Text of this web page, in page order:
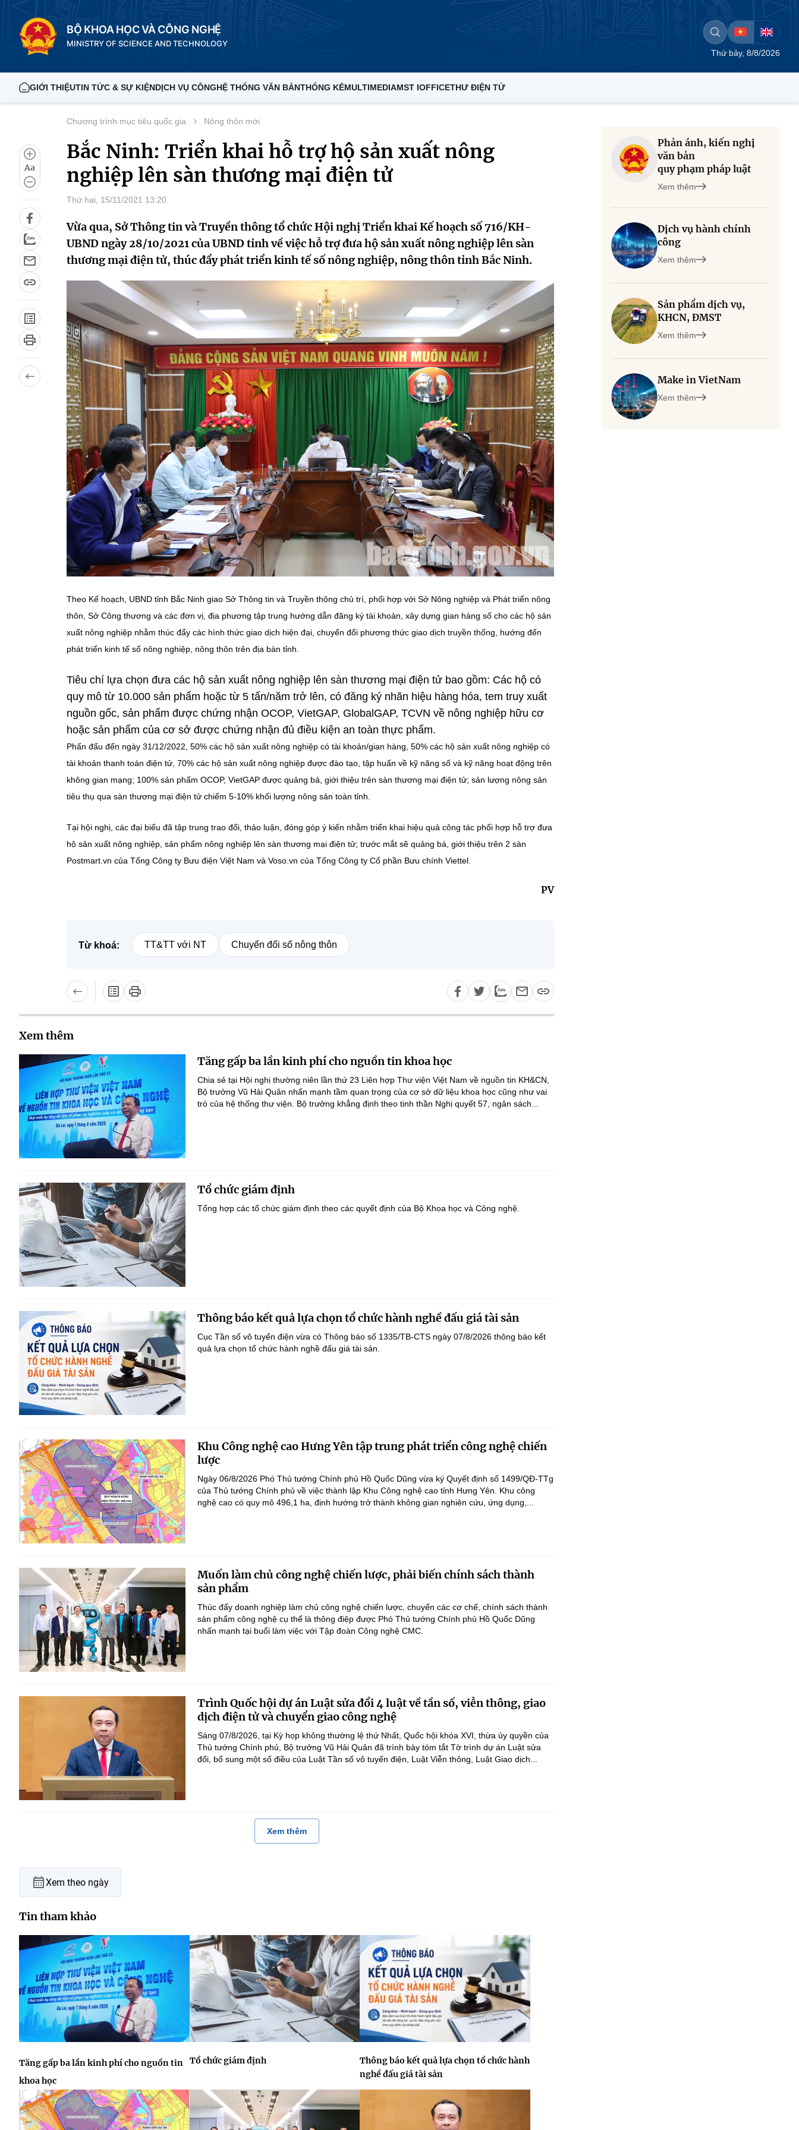
BỘ KHOA HỌC VÀ CÔNG NGHỆ
MINISTRY OF SCIENCE AND TECHNOLOGY
Thứ bảy, 8/8/2026
GIỚI THIỆUTIN TỨC & SỰ KIỆNDỊCH VỤ CÔNGHỆ THỐNG VĂN BẢNTHỐNG KÊMULTIMEDIAMST IOFFICETHƯ ĐIỆN TỬ
Aa
Chương trình mục tiêu quốc gia Nông thôn mới
Bắc Ninh: Triển khai hỗ trợ hộ sản xuất nông
nghiệp lên sàn thương mại điện tử
Thứ hai, 15/11/2021 13:20
Vừa qua, Sở Thông tin và Truyền thông tổ chức Hội nghị Triển khai Kế hoạch số 716/KH-
UBND ngày 28/10/2021 của UBND tỉnh về việc hỗ trợ đưa hộ sản xuất nông nghiệp lên sàn
thương mại điện tử, thúc đẩy phát triển kinh tế số nông nghiệp, nông thôn tỉnh Bắc Ninh.
Theo Kế hoạch, UBND tỉnh Bắc Ninh giao Sở Thông tin và Truyền thông chủ trì, phối hợp với Sở Nông nghiệp và Phát triển nông
thôn, Sở Công thương và các đơn vị, địa phương tập trung hướng dẫn đăng ký tài khoản, xây dựng gian hàng số cho các hộ sản
xuất nông nghiệp nhằm thúc đẩy các hình thức giao dịch hiện đại, chuyển đổi phương thức giao dịch truyền thống, hướng đến
phát triển kinh tế số nông nghiệp, nông thôn trên địa bàn tỉnh.
Tiêu chí lựa chọn đưa các hộ sản xuất nông nghiệp lên sàn thương mại điện tử bao gồm: Các hộ có
quy mô từ 10.000 sản phẩm hoặc từ 5 tấn/năm trở lên, có đăng ký nhãn hiệu hàng hóa, tem truy xuất
nguồn gốc, sản phẩm được chứng nhận OCOP, VietGAP, GlobalGAP, TCVN về nông nghiệp hữu cơ
hoặc sản phẩm của cơ sở được chứng nhận đủ điều kiện an toàn thực phẩm.
Phấn đấu đến ngày 31/12/2022, 50% các hộ sản xuất nông nghiệp có tài khoản/gian hàng, 50% các hộ sản xuất nông nghiệp có
tài khoản thanh toán điện tử, 70% các hộ sản xuất nông nghiệp được đào tạo, tập huấn về kỹ năng số và kỹ năng hoạt động trên
không gian mạng; 100% sản phẩm OCOP, VietGAP được quảng bá, giới thiệu trên sàn thương mại điện tử; sản lượng nông sản
tiêu thụ qua sàn thương mại điện tử chiếm 5-10% khối lượng nông sản toàn tỉnh.
Tại hội nghị, các đại biểu đã tập trung trao đổi, thảo luận, đóng góp ý kiến nhằm triển khai hiệu quả công tác phối hợp hỗ trợ đưa
hộ sản xuất nông nghiệp, sản phẩm nông nghiệp lên sàn thương mại điện tử; trước mắt sẽ quảng bá, giới thiệu trên 2 sàn
Postmart.vn của Tổng Công ty Bưu điện Việt Nam và Voso.vn của Tổng Công ty Cổ phần Bưu chính Viettel.
PV
Từ khoá: TT&TT với NT Chuyển đổi số nông thôn
Xem thêm
Tăng gấp ba lần kinh phí cho nguồn tin khoa học
Chia sẻ tại Hội nghị thường niên lần thứ 23 Liên hợp Thư viện Việt Nam về nguồn tin KH&CN,
Bộ trưởng Vũ Hải Quân nhấn mạnh tầm quan trọng của cơ sở dữ liệu khoa học cũng như vai
trò của hệ thống thư viện. Bộ trưởng khẳng định theo tinh thần Nghị quyết 57, ngân sách...
Tổ chức giám định
Tổng hợp các tổ chức giám định theo các quyết định của Bộ Khoa học và Công nghệ.
Thông báo kết quả lựa chọn tổ chức hành nghề đấu giá tài sản
Cục Tần số vô tuyến điện vừa có Thông báo số 1335/TB-CTS ngày 07/8/2026 thông báo kết
quả lựa chọn tổ chức hành nghề đấu giá tài sản.
Khu Công nghệ cao Hưng Yên tập trung phát triển công nghệ chiến
lược
Ngày 06/8/2026 Phó Thủ tướng Chính phủ Hồ Quốc Dũng vừa ký Quyết định số 1499/QĐ-TTg
của Thủ tướng Chính phủ về việc thành lập Khu Công nghệ cao tỉnh Hưng Yên. Khu công
nghệ cao có quy mô 496,1 ha, định hướng trở thành không gian nghiên cứu, ứng dụng,...
Muốn làm chủ công nghệ chiến lược, phải biến chính sách thành
sản phẩm
Thúc đẩy doanh nghiệp làm chủ công nghệ chiến lược, chuyển các cơ chế, chính sách thành
sản phẩm công nghệ cụ thể là thông điệp được Phó Thủ tướng Chính phủ Hồ Quốc Dũng
nhấn mạnh tại buổi làm việc với Tập đoàn Công nghệ CMC.
Trình Quốc hội dự án Luật sửa đổi 4 luật về tần số, viễn thông, giao
dịch điện tử và chuyển giao công nghệ
Sáng 07/8/2026, tại Kỳ họp không thường lệ thứ Nhất, Quốc hội khóa XVI, thừa ủy quyền của
Thủ tướng Chính phủ, Bộ trưởng Vũ Hải Quân đã trình bày tóm tắt Tờ trình dự án Luật sửa
đổi, bổ sung một số điều của Luật Tần số vô tuyến điện, Luật Viễn thông, Luật Giao dịch...
Xem thêm
Xem theo ngày
Tin tham khảo
Tăng gấp ba lần kinh phí cho nguồn tin
khoa học
Tổ chức giám định
Thông báo kết quả lựa chọn tổ chức hành
nghề đấu giá tài sản
Phản ánh, kiến nghị
văn bản
quy phạm pháp luật
Xem thêm
Dịch vụ hành chính
công
Xem thêm
Sản phẩm dịch vụ,
KHCN, ĐMST
Xem thêm
Make in VietNam
Xem thêm